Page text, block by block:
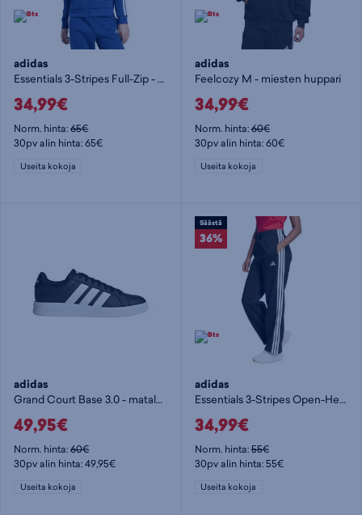
adidas
Essentials 3-Stripes Full-Zip - naisten huppari
34,99€
Norm. hinta:65€
30pv alin hinta: 65€
Useita kokoja
adidas
Feelcozy M - miesten huppari
34,99€
Norm. hinta:60€
30pv alin hinta: 60€
Useita kokoja
adidas
Grand Court Base 3.0 - matalavartiset tennarit
49,95€
Norm. hinta:60€
30pv alin hinta: 49,95€
Useita kokoja
Säästä
36%
adidas
Essentials 3-Stripes Open-Hem Fleece Joggers W - naisten collegehousut
34,99€
Norm. hinta:55€
30pv alin hinta: 55€
Useita kokoja